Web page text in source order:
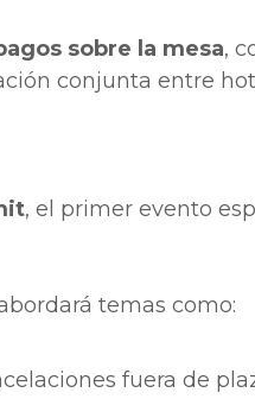
sobre la mesa,
conjunta entre
, el primer evento
temas como:
fuera de